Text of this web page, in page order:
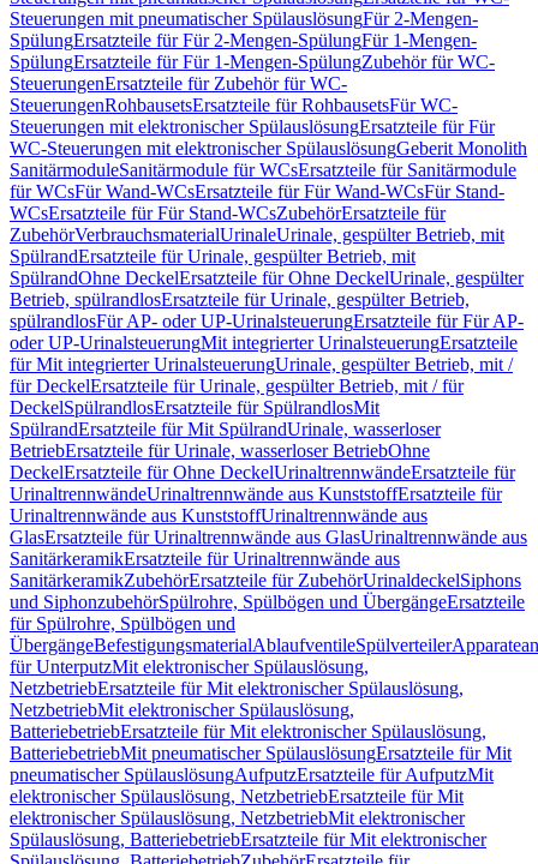
Steuerungen mit pneumatischer SpülauslösungFür 2-Mengen-
SpülungErsatzteile für Für 2-Mengen-SpülungFür 1-Mengen-
SpülungErsatzteile für Für 1-Mengen-SpülungZubehör für WC-
SteuerungenErsatzteile für Zubehör für WC-
SteuerungenRohbausetsErsatzteile für RohbausetsFür WC-
Steuerungen mit elektronischer SpülauslösungErsatzteile für Für
WC-Steuerungen mit elektronischer SpülauslösungGeberit Monolith
SanitärmoduleSanitärmodule für WCsErsatzteile für Sanitärmodule
für WCsFür Wand-WCsErsatzteile für Für Wand-WCsFür Stand-
WCsErsatzteile für Für Stand-WCsZubehörErsatzteile für
ZubehörVerbrauchsmaterialUrinaleUrinale, gespülter Betrieb, mit
SpülrandErsatzteile für Urinale, gespülter Betrieb, mit
SpülrandOhne DeckelErsatzteile für Ohne DeckelUrinale, gespülter
Betrieb, spülrandlosErsatzteile für Urinale, gespülter Betrieb,
spülrandlosFür AP- oder UP-UrinalsteuerungErsatzteile für Für AP-
oder UP-UrinalsteuerungMit integrierter UrinalsteuerungErsatzteile
für Mit integrierter UrinalsteuerungUrinale, gespülter Betrieb, mit /
für DeckelErsatzteile für Urinale, gespülter Betrieb, mit / für
DeckelSpülrandlosErsatzteile für SpülrandlosMit
SpülrandErsatzteile für Mit SpülrandUrinale, wasserloser
BetriebErsatzteile für Urinale, wasserloser BetriebOhne
DeckelErsatzteile für Ohne DeckelUrinaltrennwändeErsatzteile für
UrinaltrennwändeUrinaltrennwände aus KunststoffErsatzteile für
Urinaltrennwände aus KunststoffUrinaltrennwände aus
GlasErsatzteile für Urinaltrennwände aus GlasUrinaltrennwände aus
SanitärkeramikErsatzteile für Urinaltrennwände aus
SanitärkeramikZubehörErsatzteile für ZubehörUrinaldeckelSiphons
und SiphonzubehörSpülrohre, Spülbögen und ÜbergängeErsatzteile
für Spülrohre, Spülbögen und
ÜbergängeBefestigungsmaterialAblaufventileSpülverteiler
für UnterputzMit elektronischer Spülauslösung,
NetzbetriebErsatzteile für Mit elektronischer Spülauslösung,
NetzbetriebMit elektronischer Spülauslösung,
BatteriebetriebErsatzteile für Mit elektronischer Spülauslösung,
BatteriebetriebMit pneumatischer SpülauslösungErsatzteile für Mit
pneumatischer SpülauslösungAufputzErsatzteile für AufputzMit
elektronischer Spülauslösung, NetzbetriebErsatzteile für Mit
elektronischer Spülauslösung, NetzbetriebMit elektronischer
Spülauslösung, BatteriebetriebErsatzteile für Mit elektronischer